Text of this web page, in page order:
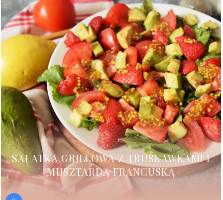
SAŁATKA GRILLOWA Z TRUSKAWKAMI I
MUSZTARDĄ FRANCUSKĄ